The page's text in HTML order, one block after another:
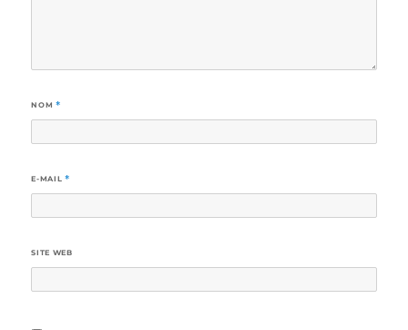
NOM *
E-MAIL *
SITE WEB